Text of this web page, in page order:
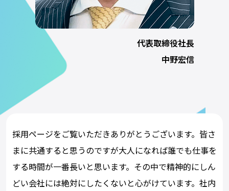
代表取締役社長
中野宏信
採用ページをご覧いただきありがとうございます。皆さ
まに共通すると思うのですが大人になれば誰でも仕事を
する時間が一番長いと思います。その中で精神的にしん
どい会社には絶対にしたくないと心がけています。社内